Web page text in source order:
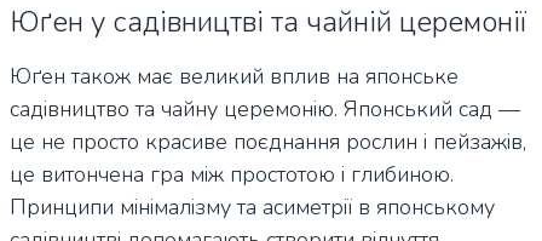
Юґен у садівництві та чайній церемонії
Юґен також має великий вплив на японське
садівництво та чайну церемонію. Японський сад —
це не просто красиве поєднання рослин і пейзажів,
це витончена гра між простотою і глибиною.
Принципи мінімалізму та асиметрії в японському